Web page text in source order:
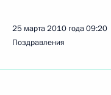
25 марта 2010 года09:20
Поздравления